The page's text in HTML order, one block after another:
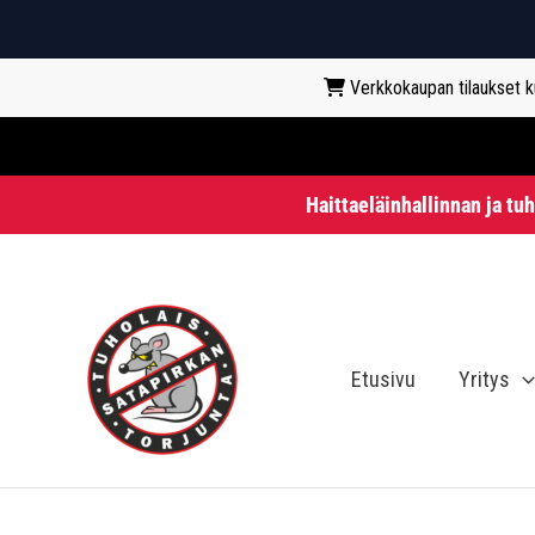
Verkkokaupan tilaukset
Haittaeläinhallinnan ja
Etusivu Yritys